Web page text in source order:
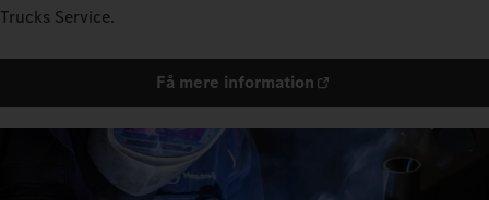
Trucks Service.
Få mere information